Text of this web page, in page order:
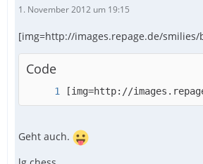
1. November 2012 um 19:15
[img=http://images.repage.de/smilies/
Code
[img=http://
Geht auch.